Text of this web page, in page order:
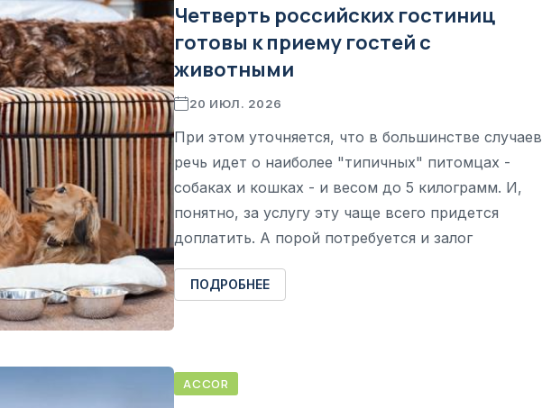
Четверть российских гостиниц
готовы к приему гостей с
животными
20 ИЮЛ. 2026
При этом уточняется, что в большинстве случаев
речь идет о наиболее "типичных" питомцах -
собаках и кошках - и весом до 5 килограмм. И,
понятно, за услугу эту чаще всего придется
доплатить. А порой потребуется и залог
ПОДРОБНЕЕ
ACCOR